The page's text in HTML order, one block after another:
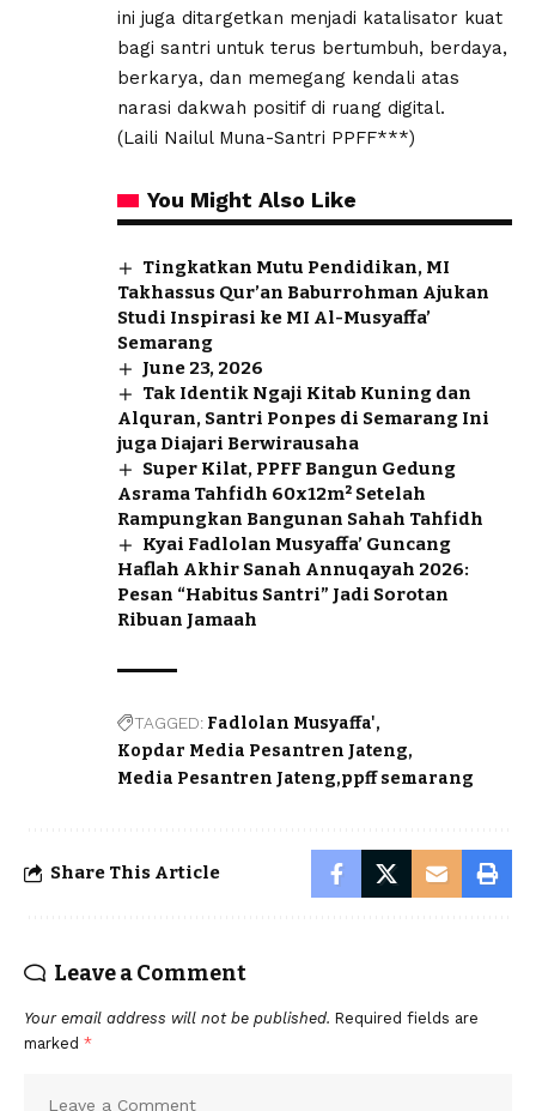
ini juga ditargetkan menjadi katalisator kuat
bagi santri untuk terus bertumbuh, berdaya,
berkarya, dan memegang kendali atas
narasi dakwah positif di ruang digital.
(Laili Nailul Muna-Santri PPFF***)
You Might Also Like
Tingkatkan Mutu Pendidikan, MI
Takhassus Qur’an Baburrohman Ajukan
Studi Inspirasi ke MI Al-Musyaffa’
Semarang
June 23, 2026
Tak Identik Ngaji Kitab Kuning dan
Alquran, Santri Ponpes di Semarang Ini
juga Diajari Berwirausaha
Super Kilat, PPFF Bangun Gedung
Asrama Tahfidh 60x12m² Setelah
Rampungkan Bangunan Sahah Tahfidh
Kyai Fadlolan Musyaffa’ Guncang
Haflah Akhir Sanah Annuqayah 2026:
Pesan “Habitus Santri” Jadi Sorotan
Ribuan Jamaah
TAGGED: Fadlolan Musyaffa'
Kopdar Media Pesantren Jateng
Media Pesantren Jateng ppff semarang
Share This Article
Leave a Comment
Your email address will not be published. Required fields are
marked *